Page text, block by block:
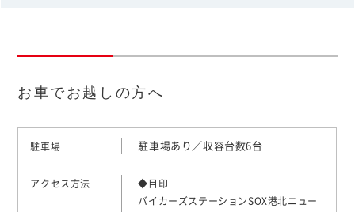
お車でお越しの方へ
駐車場 駐車場あり／収容台数6台
アクセス方法
◆目印
バイカーズステーションSOX港北ニュー